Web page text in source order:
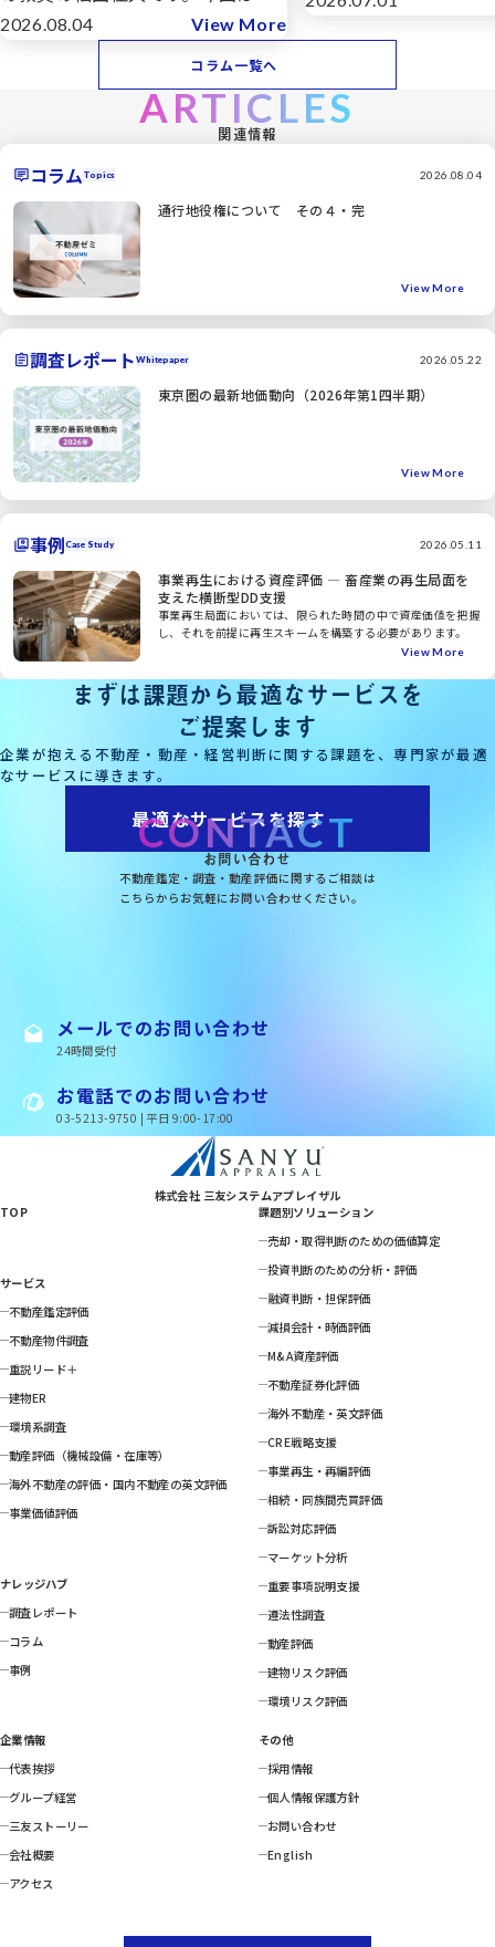
「通行地役権について」その４で
すが、その３では地役権の種類・
内容と態様、地役権の取得（設定
行為、時効取得など）についてみ
てきました。今回もその続きでは
ありますが、 […]
2026.08.04 View More
した理由は、建築積
動産鑑定士の建物鑑
コラム一覧へ
ARTICLES
関連情報
2026.08.04
Topics
コラム
通行地役権について その４・完
View More
2026.05.22
Whitepaper
調査レポート
東京圏の最新地価動向（2026年第1四半期）
View More
2026.05.11
Case Study
事例
事業再生における資産評価 ― 畜産業の再生局面を
支えた横断型DD支援
事業再生局面においては、限られた時間の中で資産価値を把握
し、それを前提に再生スキームを構築する必要があります。
View More
まずは課題から最適なサービスを
ご提案します
企業が抱える不動産・動産・経営判断に関する課題を、専門家が最適
なサービスに導きます。
最適なサービスを探す
CONTACT
お問い合わせ
不動産鑑定・調査・動産評価に関するご相談は
こちらからお気軽にお問い合わせください。
メールでのお問い合わせ
24時間受付
お電話でのお問い合わせ
03-5213-9750 | 平日 9:00-17:00
株式会社 三友システムアプレイザル
TOP
サービス
不動産鑑定評価
不動産物件調査
重説リード＋
建物ER
環境系調査
動産評価（機械設備・在庫等）
海外不動産の評価・国内不動産の英文評価
事業価値評価
課題別ソリューション
売却・取得判断のための価値算定
投資判断のための分析・評価
融資判断・担保評価
減損会計・時価評価
M&A資産評価
不動産証券化評価
海外不動産・英文評価
CRE戦略支援
事業再生・再編評価
相続・同族間売買評価
訴訟対応評価
マーケット分析
重要事項説明支援
遵法性調査
動産評価
建物リスク評価
環境リスク評価
企業情報
代表挨拶
グループ経営
三友ストーリー
会社概要
アクセス
ナレッジハブ
調査レポート
コラム
事例
その他
採用情報
個人情報保護方針
お問い合わせ
English